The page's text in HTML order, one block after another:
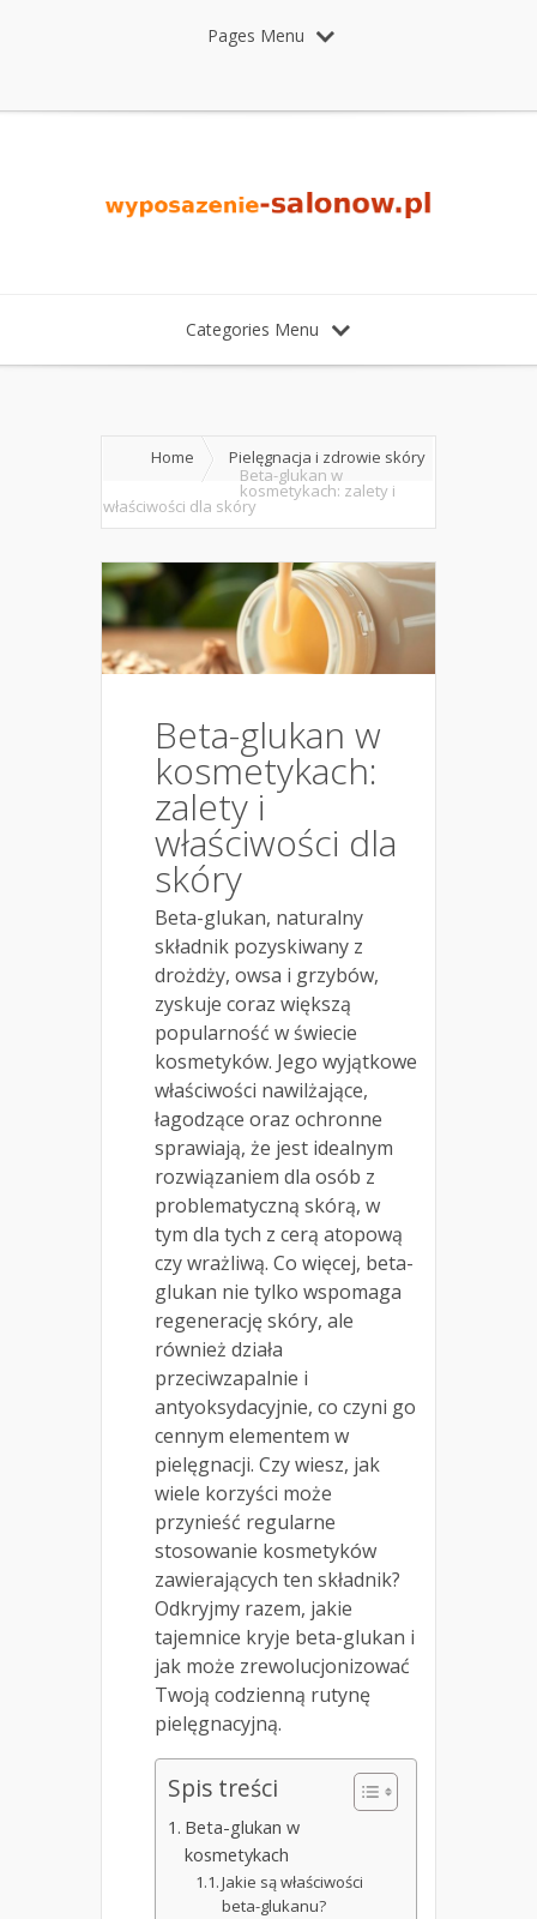
Pages Menu
Categories Menu
Home
Pielęgnacja i zdrowie skóry
Beta-glukan w
kosmetykach: zalety i
właściwości dla skóry
Beta-glukan w
kosmetykach:
zalety i
właściwości dla
skóry
Beta-glukan, naturalny
składnik pozyskiwany z
drożdży, owsa i grzybów,
zyskuje coraz większą
popularność w świecie
kosmetyków. Jego wyjątkowe
właściwości nawilżające,
łagodzące oraz ochronne
sprawiają, że jest idealnym
rozwiązaniem dla osób z
problematyczną skórą, w
tym dla tych z cerą atopową
czy wrażliwą. Co więcej, beta-
glukan nie tylko wspomaga
regenerację skóry, ale
również działa
przeciwzapalnie i
antyoksydacyjnie, co czyni go
cennym elementem w
pielęgnacji. Czy wiesz, jak
wiele korzyści może
przynieść regularne
stosowanie kosmetyków
zawierających ten składnik?
Odkryjmy razem, jakie
tajemnice kryje beta-glukan i
jak może zrewolucjonizować
Twoją codzienną rutynę
pielęgnacyjną.
Spis treści
Beta-glukan w
kosmetykach
Jakie są właściwości
beta-glukanu?